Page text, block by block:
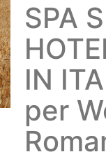
SPA
IN
per